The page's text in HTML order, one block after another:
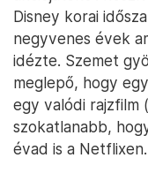
Disney korai
negyvenes évek
idézte. Szemet
meglepő, hogy
egy valódi rajzfilm
szokatlanabb,
évad is a Netflixen.